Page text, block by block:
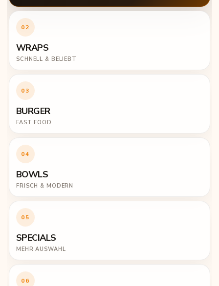
02
WRAPS
SCHNELL & BELIEBT
03
BURGER
FAST FOOD
04
BOWLS
FRISCH & MODERN
05
SPECIALS
MEHR AUSWAHL
06